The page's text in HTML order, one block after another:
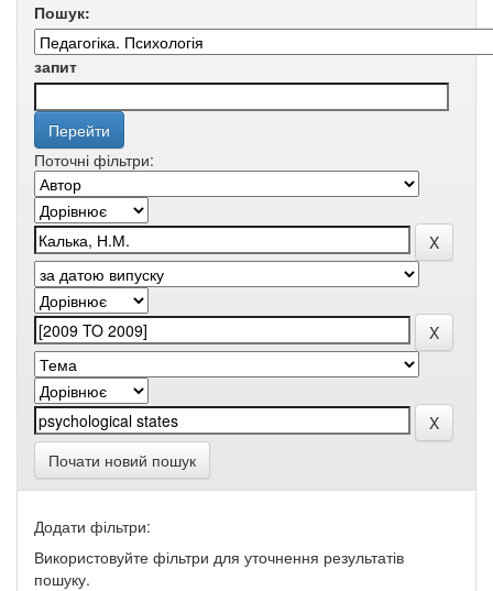
Пошук:
запит
Поточні фільтри:
Почати новий пошук
Додати фільтри:
Використовуйте фільтри для уточнення результатів
пошуку.